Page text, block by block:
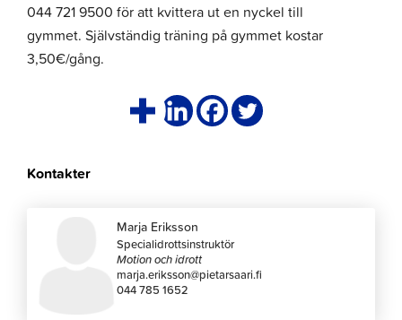
044 721 9500 för att kvittera ut en nyckel till
gymmet. Självständig träning på gymmet kostar
3,50€/gång.
Kontakter
Marja Eriksson
Specialidrottsinstruktör
Motion och idrott
marja.eriksson@pietarsaari.fi
044 785 1652